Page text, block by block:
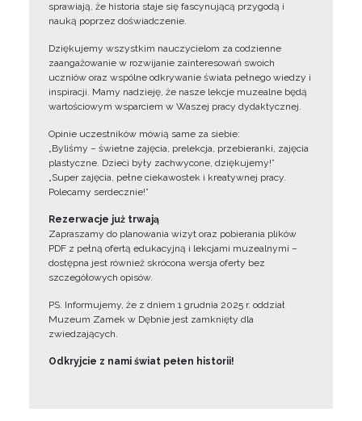
sprawiają, że historia staje się fascynującą przygodą i
nauką poprzez doświadczenie.
Dziękujemy wszystkim nauczycielom za codzienne
zaangażowanie w rozwijanie zainteresowań swoich
uczniów oraz wspólne odkrywanie świata pełnego wiedzy i
inspiracji. Mamy nadzieję, że nasze lekcje muzealne będą
wartościowym wsparciem w Waszej pracy dydaktycznej.
Opinie uczestników mówią same za siebie:
„Byliśmy – świetne zajęcia, prelekcja, przebieranki, zajęcia
plastyczne. Dzieci były zachwycone, dziękujemy!”
„Super zajęcia, pełne ciekawostek i kreatywnej pracy.
Polecamy serdecznie!”
Rezerwacje już trwają
Zapraszamy do planowania wizyt oraz pobierania plików
PDF z pełną ofertą edukacyjną i lekcjami muzealnymi –
dostępna jest również skrócona wersja oferty bez
szczegółowych opisów.
PS. Informujemy, że z dniem 1 grudnia 2025 r. oddział
Muzeum Zamek w Dębnie jest zamknięty dla
zwiedzających.
Odkryjcie z nami świat pełen historii!